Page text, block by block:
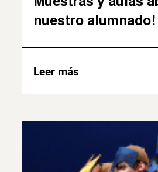
nuestro alumnado!
Leer más